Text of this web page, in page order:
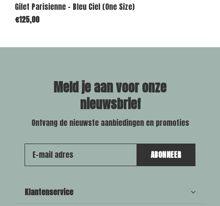
Gilet Parisienne - Bleu Ciel (One Size)
€125,00
Meld je aan voor onze
nieuwsbrief
Ontvang de nieuwste aanbiedingen en promoties
ABONNEER
Klantenservice